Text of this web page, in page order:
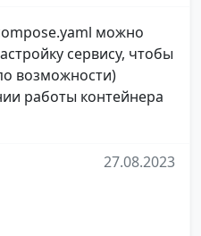
можно
сервису, чтобы
возможности)
работы контейнера
27.08.2023